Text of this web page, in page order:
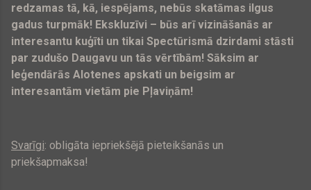
redzamas tā, kā, iespējams, nebūs skatāmas ilgus
gadus turpmāk! Ekskluzīvi – būs arī vizināšanās ar
interesantu kuģīti un tikai Spectūrismā dzirdami stāsti
par zudušo Daugavu un tās vērtībām! Sāksim ar
leģendārās Alotenes apskati un beigsim ar
interesantām vietām pie Pļaviņām!
Svarīgi: obligāta iepriekšējā pieteikšanās un
priekšapmaksa!